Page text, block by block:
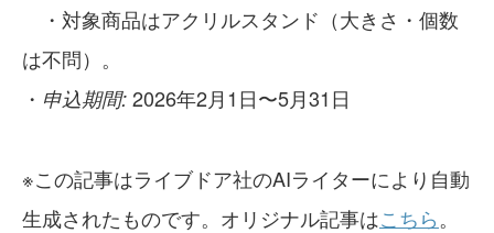
・対象商品はアクリルスタンド（大きさ・個数
は不問）。
・ 申込期間: 2026年2月1日〜5月31日
※この記事はライブドア社のAIライターにより自動
生成されたものです。オリジナル記事はこちら。